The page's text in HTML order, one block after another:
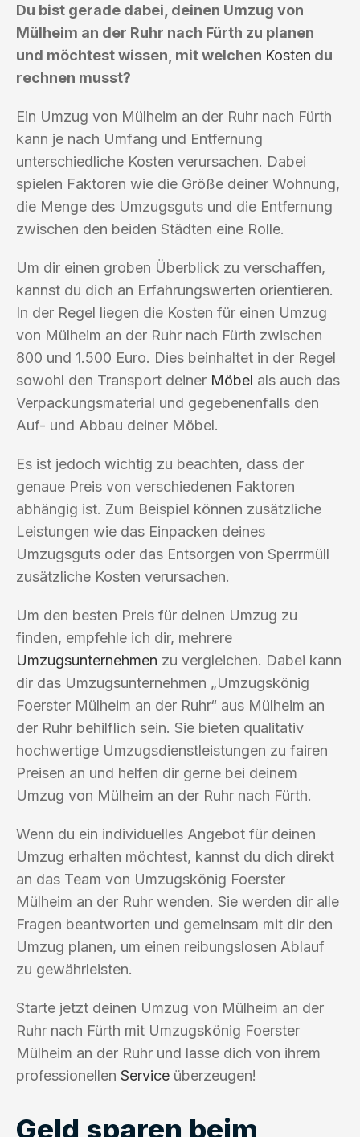
Du bist gerade dabei, deinen Umzug von
Mülheim an der Ruhr nach Fürth zu planen
und möchtest wissen, mit welchen Kosten du
rechnen musst?
Ein Umzug von Mülheim an der Ruhr nach Fürth
kann je nach Umfang und Entfernung
unterschiedliche Kosten verursachen. Dabei
spielen Faktoren wie die Größe deiner Wohnung,
die Menge des Umzugsguts und die Entfernung
zwischen den beiden Städten eine Rolle.
Um dir einen groben Überblick zu verschaffen,
kannst du dich an Erfahrungswerten orientieren.
In der Regel liegen die Kosten für einen Umzug
von Mülheim an der Ruhr nach Fürth zwischen
800 und 1.500 Euro. Dies beinhaltet in der Regel
sowohl den Transport deiner Möbel als auch das
Verpackungsmaterial und gegebenenfalls den
Auf- und Abbau deiner Möbel.
Es ist jedoch wichtig zu beachten, dass der
genaue Preis von verschiedenen Faktoren
abhängig ist. Zum Beispiel können zusätzliche
Leistungen wie das Einpacken deines
Umzugsguts oder das Entsorgen von Sperrmüll
zusätzliche Kosten verursachen.
Um den besten Preis für deinen Umzug zu
finden, empfehle ich dir, mehrere
Umzugsunternehmen zu vergleichen. Dabei kann
dir das Umzugsunternehmen „Umzugskönig
Foerster Mülheim an der Ruhr“ aus Mülheim an
der Ruhr behilflich sein. Sie bieten qualitativ
hochwertige Umzugsdienstleistungen zu fairen
Preisen an und helfen dir gerne bei deinem
Umzug von Mülheim an der Ruhr nach Fürth.
Wenn du ein individuelles Angebot für deinen
Umzug erhalten möchtest, kannst du dich direkt
an das Team von Umzugskönig Foerster
Mülheim an der Ruhr wenden. Sie werden dir alle
Fragen beantworten und gemeinsam mit dir den
Umzug planen, um einen reibungslosen Ablauf
zu gewährleisten.
Starte jetzt deinen Umzug von Mülheim an der
Ruhr nach Fürth mit Umzugskönig Foerster
Mülheim an der Ruhr und lasse dich von ihrem
professionellen Service überzeugen!
Geld sparen beim